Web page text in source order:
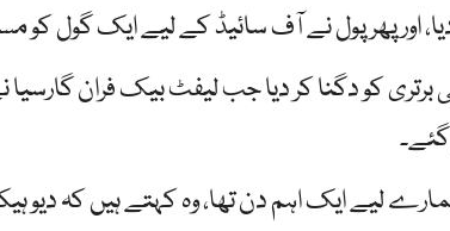
اور پھر پول نے آف سائیڈ کے لیے ایک گول کو
برتری کو دگنا کر دیا جب لیفٹ بیک فران
گئے۔
لیے ایک اہم دن تھا، وہ کہتے ہیں کہ دیو